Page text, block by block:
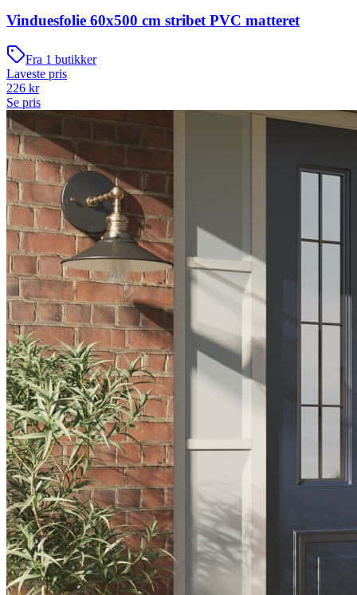
Vinduesfolie 60x500 cm stribet PVC matteret
Fra 1 butikker
Laveste pris
226 kr
Se pris